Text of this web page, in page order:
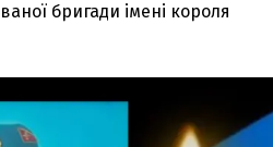
бригади імені короля